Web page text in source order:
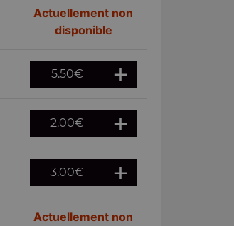
Actuellement non
disponible
5.50€
2.00€
3.00€
Actuellement non